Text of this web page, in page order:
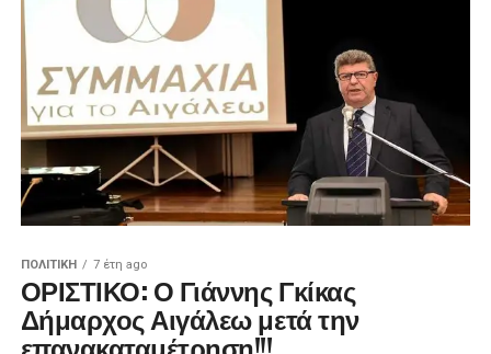
ΠΟΛΙΤΙΚΉ 7 έτη ago
ΟΡΙΣΤΙΚΟ: Ο Γιάννης Γκίκας
Δήμαρχος Αιγάλεω μετά την